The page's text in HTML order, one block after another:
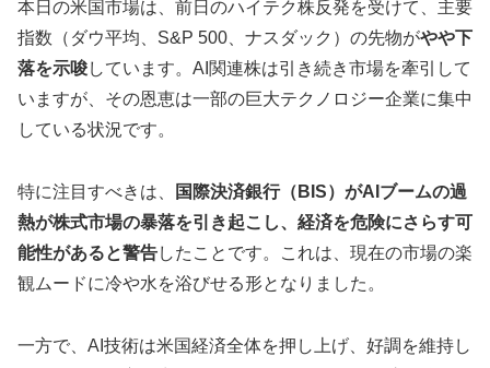
本日の米国市場は、前日のハイテク株反発を受けて、主要
指数（ダウ平均、S&P 500、ナスダック）の先物がやや下
落を示唆しています。AI関連株は引き続き市場を牽引して
いますが、その恩恵は一部の巨大テクノロジー企業に集中
している状況です。
特に注目すべきは、
国際決済銀行（BIS）がAIブームの過
熱が株式市場の暴落を引き起こし、経済を危険にさらす可
能性があると警告したことです。これは、現在の市場の楽
観ムードに冷や水を浴びせる形となりました。
一方で、AI技術は米国経済全体を押し上げ、好調を維持し